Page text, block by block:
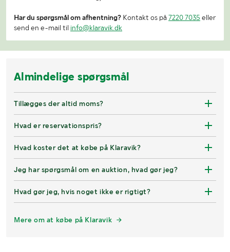
Har du spørgsmål om afhentning? Kontakt os på 7220 7035 eller
send en e-mail til info@klaravik.dk
Almindelige spørgsmål
Tillægges der altid moms?
Hvad er reservationspris?
Hvad koster det at købe på Klaravik?
Jeg har spørgsmål om en auktion, hvad gør jeg?
Hvad gør jeg, hvis noget ikke er rigtigt?
Mere om at købe på Klaravik